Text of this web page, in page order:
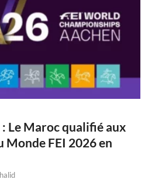
Le Maroc qualifié aux
Monde FEI 2026 en